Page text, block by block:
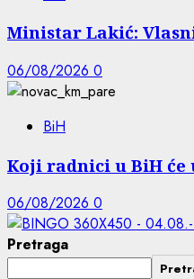
Ministar Lakić:
06/08/2026 0
BiH
Koji radnici u BiH će
06/08/2026 0
Pretraga